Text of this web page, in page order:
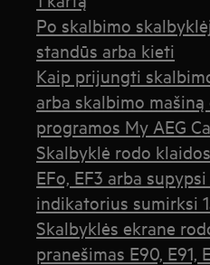
Po skalbimo
standūs arba kieti
Kaip prijungti
arba skalbimo
programos My AEG
Skalbyklė rodo
EFo, EF3 arba
indikatorius sumirksi
Skalbyklės ekrane
pranešimas E90, E91,